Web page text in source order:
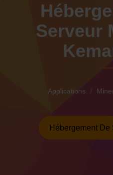
Serveur
Applications
Hébergement De